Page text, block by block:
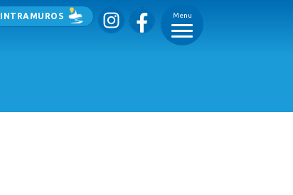
INTRAMUROS
Menu
_
_